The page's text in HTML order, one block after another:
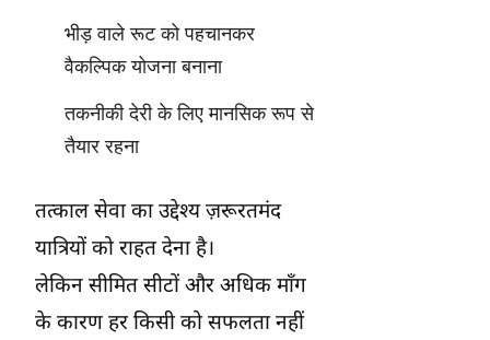
भीड़ वाले रूट को पहचानकर
वैकल्पिक योजना बनाना
तकनीकी देरी के लिए मानसिक रूप से
तैयार रहना
तत्काल सेवा का उद्देश्य ज़रूरतमंद
यात्रियों को राहत देना है।
लेकिन सीमित सीटों और अधिक माँग
के कारण हर किसी को सफलता नहीं